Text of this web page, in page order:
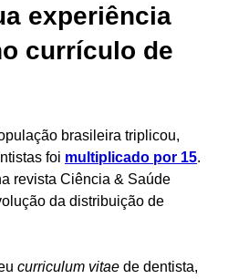
experiência
currículo de
brasileira triplicou,
foi multiplicado por 15.
revista Ciência & Saúde
da distribuição de
curriculum vitae de dentista,